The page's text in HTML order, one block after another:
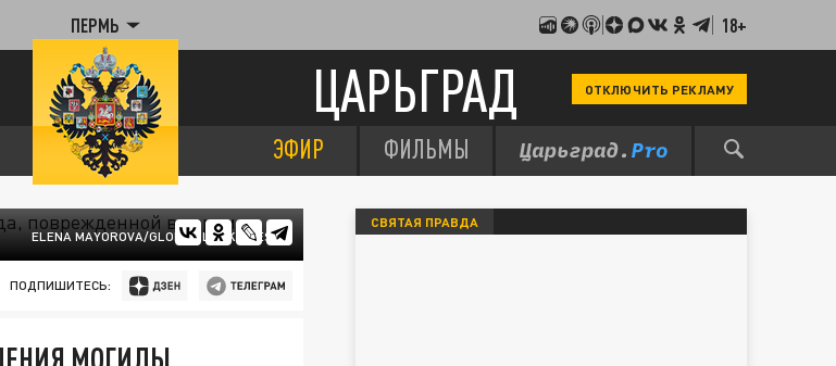
ПЕРМЬ 18+
ЦАРЬГРАД ОТКЛЮЧИТЬ РЕКЛАМУ
ЭФИР ФИЛЬМЫ
ELENA MAYOROVA/GLOBAL LOOK PRESS
ПОДПИШИТЕСЬ:
МОГИЛЫ
СВЯТАЯ ПРАВДА